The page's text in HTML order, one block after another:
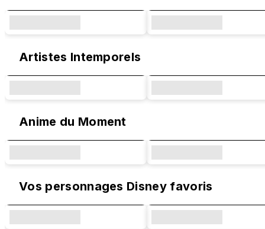
Artistes Intemporels
Anime du Moment
Vos personnages Disney favoris